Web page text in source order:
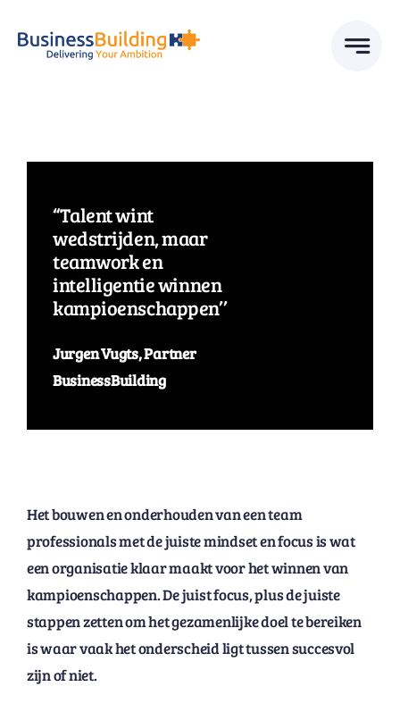
“Talent wint
wedstrijden, maar
teamwork en
intelligentie winnen
kampioenschappen’’
Jurgen Vugts, Partner
BusinessBuilding
Het bouwen en onderhouden van een team
professionals met de juiste mindset en focus is wat
een organisatie klaar maakt voor het winnen van
kampioenschappen. De juist focus, plus de juiste
stappen zetten om het gezamenlijke doel te bereiken
is waar vaak het onderscheid ligt tussen succesvol
zijn of niet.